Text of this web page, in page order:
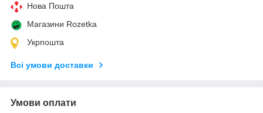
Нова Пошта
Магазини Rozetka
Укрпошта
Всі умови доставки
Умови оплати